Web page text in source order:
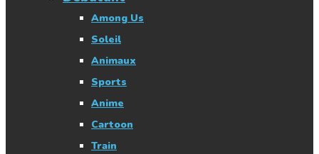
Among Us
Soleil
Animaux
Sports
Anime
Cartoon
Train